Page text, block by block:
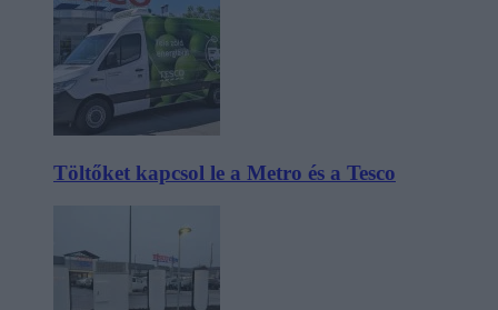
Töltőket kapcsol le a Metro és a Tesco